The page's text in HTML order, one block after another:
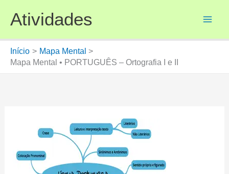
para
conteúdo
Atividades
Início
Mapa Mental
Mapa Mental • PORTUGUÊS – Ortografia I e II